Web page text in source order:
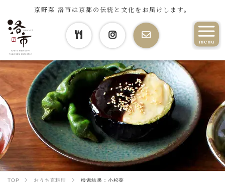
京野菜 洛市は京都の伝統と文化をお届けします。
TOP おうち京料理 検索結果：小松菜